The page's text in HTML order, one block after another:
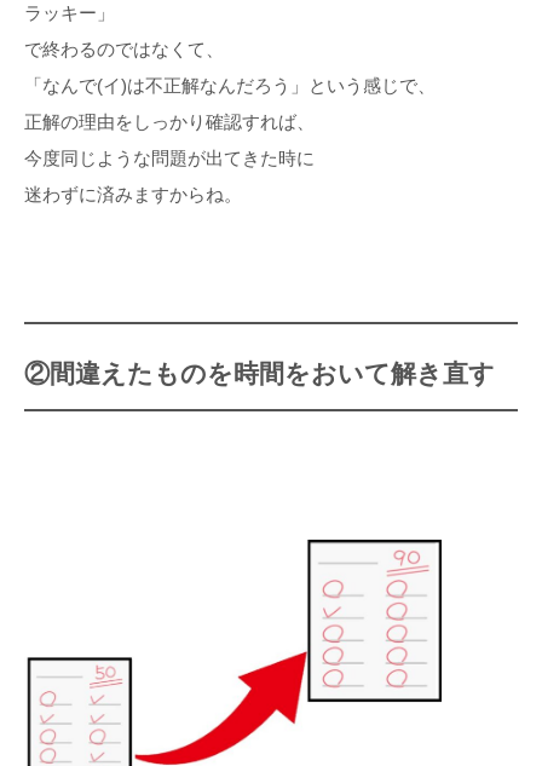
ラッキー」
で終わるのではなくて、
「なんで(イ)は不正解なんだろう」という感じで、
正解の理由をしっかり確認すれば、
今度同じような問題が出てきた時に
迷わずに済みますからね。
②間違えたものを時間をおいて解き直す